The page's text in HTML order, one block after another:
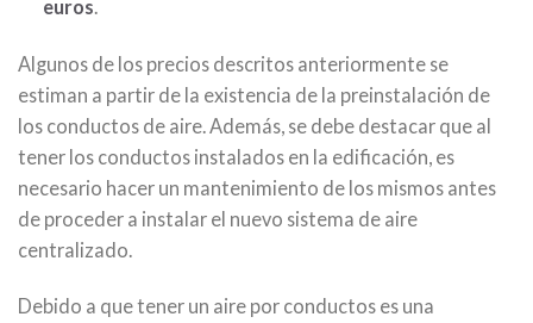
euros.
Algunos de los precios descritos anteriormente se
estiman a partir de la existencia de la preinstalación de
los conductos de aire. Además, se debe destacar que al
tener los conductos instalados en la edificación, es
necesario hacer un mantenimiento de los mismos antes
de proceder a instalar el nuevo sistema de aire
centralizado.
Debido a que tener un aire por conductos es una